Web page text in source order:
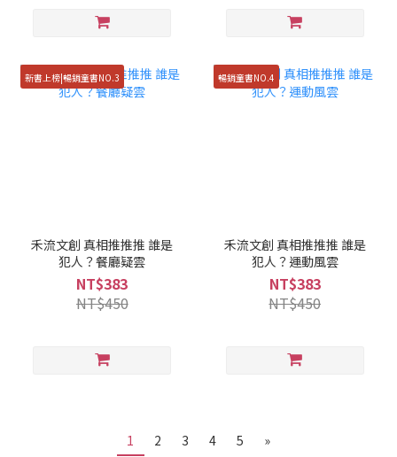
新書上榜|暢銷童書NO.3
禾流文創 真相推推推 誰是
犯人？餐廳疑雲
NT$383
NT$450
暢銷童書NO.4
禾流文創 真相推推推 誰是
犯人？運動風雲
NT$383
NT$450
1 2 3 4 5 »